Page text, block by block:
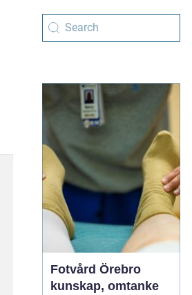
Fotvård Örebro
kunskap, omtanke